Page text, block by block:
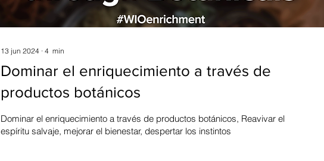
13 jun 2024 ∙ 4 min
Dominar el enriquecimiento a través de
productos botánicos
Dominar el enriquecimiento a través de productos botánicos, Reavivar el
espíritu salvaje, mejorar el bienestar, despertar los instintos